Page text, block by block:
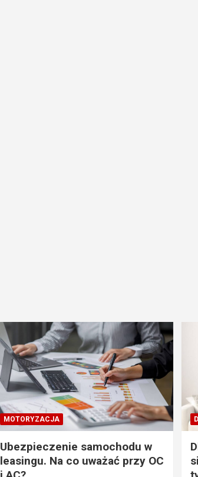
MOTORYZACJA
Ubezpieczenie samochodu w
leasingu. Na co uważać przy OC